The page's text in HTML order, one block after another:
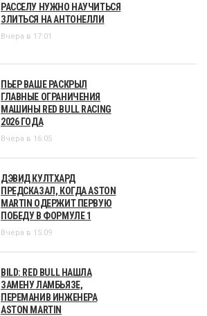
РАССЕЛУ НУЖНО НАУЧИТЬСЯ
ЗЛИТЬСЯ НА АНТОНЕЛЛИ
Вчера в 17:01
ПЬЕР ВАШЕ РАСКРЫЛ
ГЛАВНЫЕ ОГРАНИЧЕНИЯ
МАШИНЫ RED BULL RACING
2026 ГОДА
Вчера в 16:05
ДЭВИД КУЛТХАРД
ПРЕДСКАЗАЛ, КОГДА ASTON
MARTIN ОДЕРЖИТ ПЕРВУЮ
ПОБЕДУ В ФОРМУЛЕ 1
Вчера в 15:09
BILD: RED BULL НАШЛА
ЗАМЕНУ ЛАМБЬЯЗЕ,
ПЕРЕМАНИВ ИНЖЕНЕРА
ASTON MARTIN